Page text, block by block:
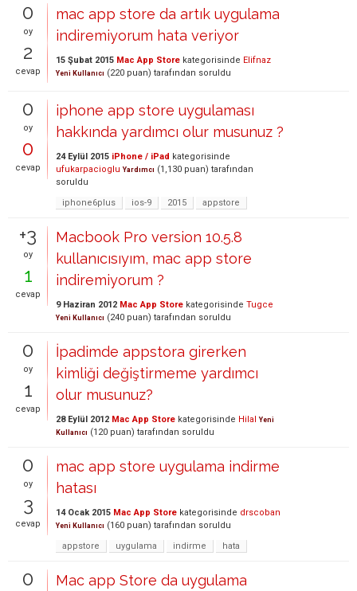
0
oy
2
cevap
mac app store da artık uygulama
indiremiyorum hata veriyor
15 Şubat 2015 Mac App Store kategorisinde Elifnaz
Yeni Kullanıcı (220 puan) tarafından soruldu
0
oy
0
cevap
iphone app store uygulaması
hakkında yardımcı olur musunuz ?
24 Eylül 2015 iPhone / iPad kategorisinde
ufukarpacioglu Yardımcı (1,130 puan) tarafından
soruldu
iphone6plus
ios-9 2015 appstore
+3
oy
1
cevap
Macbook Pro version 10.5.8
kullanıcısıyım, mac app store
indiremiyorum ?
9 Haziran 2012 Mac App Store kategorisinde Tugce
Yeni Kullanıcı (240 puan) tarafından soruldu
0
oy
1
cevap
İpadimde appstora girerken
kimliği değiştirmeme yardımcı
olur musunuz?
28 Eylül 2012 Mac App Store kategorisinde Hilal Yeni
Kullanıcı (120 puan) tarafından soruldu
0
oy
3
cevap
mac app store uygulama indirme
hatası
14 Ocak 2015 Mac App Store kategorisinde drscoban
Yeni Kullanıcı (160 puan) tarafından soruldu
appstore
uygulama indirme hata
0
Mac app Store da uygulama